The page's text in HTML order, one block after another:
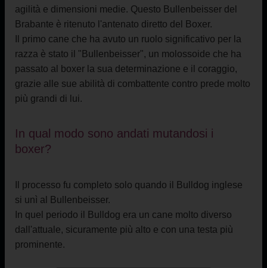
agilità e dimensioni medie. Questo Bullenbeisser del
Brabante è ritenuto l'antenato diretto del Boxer.
Il primo cane che ha avuto un ruolo significativo per la
razza è stato il "Bullenbeisser", un molossoide che ha
passato al boxer la sua determinazione e il coraggio,
grazie alle sue abilità di combattente contro prede molto
più grandi di lui.
In qual modo sono andati mutandosi i
boxer?
Il processo fu completo solo quando il Bulldog inglese
si unì al Bullenbeisser.
In quel periodo il Bulldog era un cane molto diverso
dall'attuale, sicuramente più alto e con una testa più
prominente.